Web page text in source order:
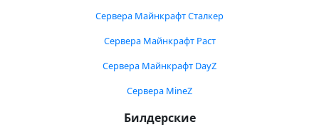
Сервера Майнкрафт Сталкер
Сервера Майнкрафт Раст
Сервера Майнкрафт DayZ
Сервера MineZ
Билдерские